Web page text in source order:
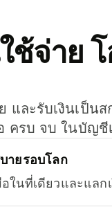
จ่าย โ
และรับเงินเป็น
ครบ จบ ในบัญชี
ายรอบโลก
ในที่เดียวและแลก